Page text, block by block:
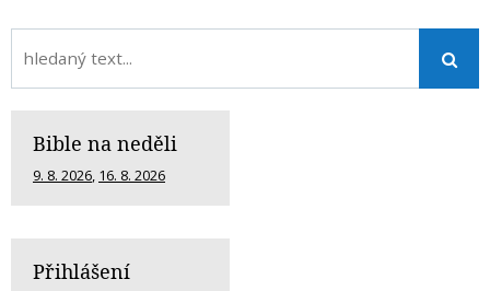
Bible na neděli
9. 8. 2026, 16. 8. 2026
Přihlášení